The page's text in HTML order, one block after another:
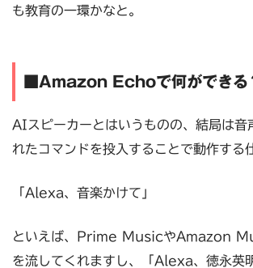
も教育の一環かなと。
■Amazon Echoで何ができる
AIスピーカーとはいうものの、結局は音
れたコマンドを投入することで動作する
「Alexa、音楽かけて」
といえば、Prime MusicやAmazon
を流してくれますし、「Alexa、徳永英